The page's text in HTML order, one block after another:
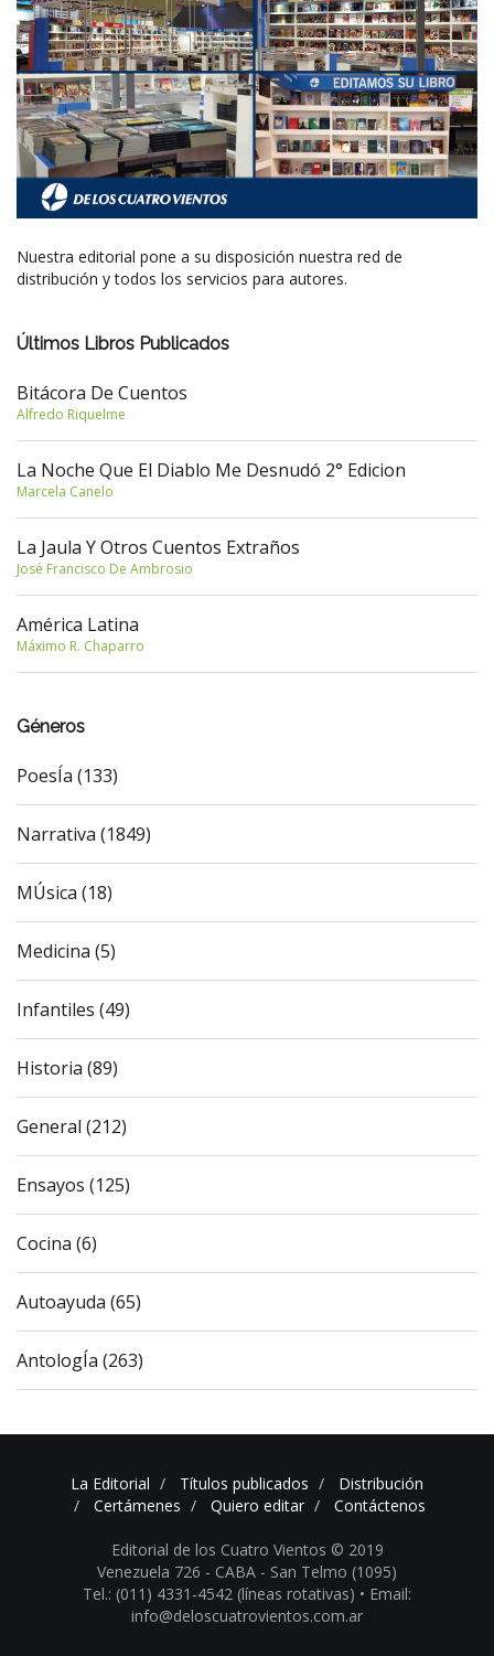
Nuestra editorial pone a su disposición nuestra red de
distribución y todos los servicios para autores.
Últimos Libros Publicados
Bitácora De Cuentos
Alfredo Riquelme
La Noche Que El Diablo Me Desnudó 2° Edicion
Marcela Canelo
La Jaula Y Otros Cuentos Extraños
José Francisco De Ambrosio
América Latina
Máximo R. Chaparro
Géneros
PoesÍa (133)
Narrativa (1849)
MÚsica (18)
Medicina (5)
Infantiles (49)
Historia (89)
General (212)
Ensayos (125)
Cocina (6)
Autoayuda (65)
AntologÍa (263)
La Editorial Títulos publicados
Distribución
Certámenes
Quiero editar Contáctenos
Editorial de los Cuatro Vientos © 2019
Venezuela 726 - CABA - San Telmo (1095)
Tel.: (011) 4331-4542 (líneas rotativas) • Email:
info@deloscuatrovientos.com.ar